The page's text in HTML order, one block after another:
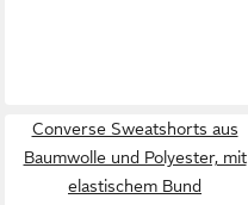
Converse Sweatshorts aus
Baumwolle und Polyester, mit
elastischem Bund